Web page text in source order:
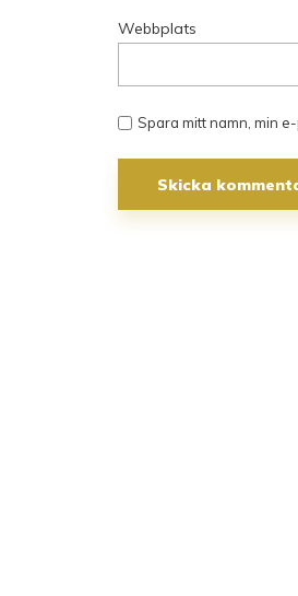
Webbplats
Spara mitt namn, min